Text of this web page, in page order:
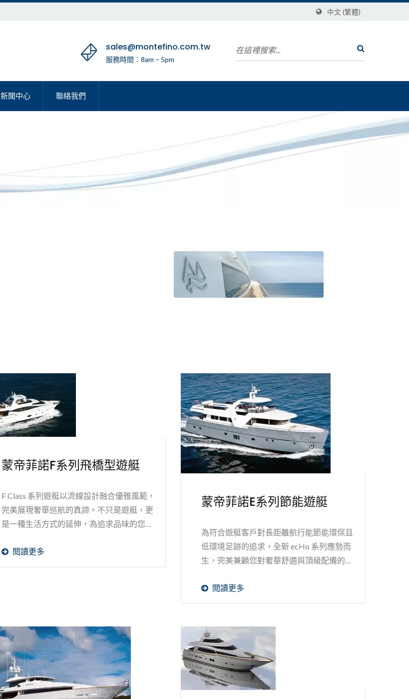
中文 (繁體)
sales@montefino.com.tw
服務時間：8am – 5pm
新聞中心 聯絡我們
蒙帝菲諾F系列飛橋型遊艇
F Class 系列遊艇以流線設計融合優雅風範，
完美展現奢華巡航的真諦。不只是遊艇，更
是一種生活方式的延伸，為追求品味的您打
享受海風輕拂，或是在雅致空間中與摯愛親
友共度美好時光，F...
閱讀更多
蒙帝菲諾E系列節能遊艇
為符合遊艇客戶對長距離航行能節能環保且
低環境足跡的追求，全新 ecHo 系列應勢而
生，完美兼顧您對奢華舒適與頂級配備的期
生態環境的破壞。由享譽盛名的...
閱讀更多